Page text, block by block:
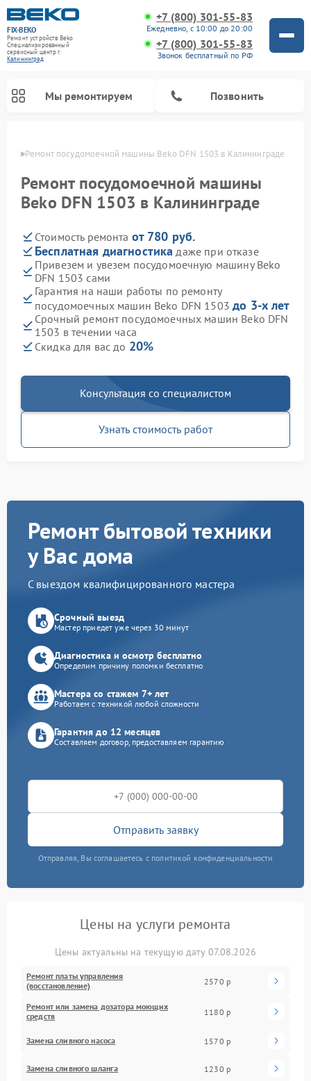
FIX-BEKO
Ремонт устройств Beko
Специализированный
cервисный центр г.
Калининград
+7 (800) 301-55-83
Ежедневно, с 10:00 до 20:00
+7 (800) 301-55-83
Звонок бесплатный по РФ
Мы ремонтируем Позвонить
Ремонт посудомоечной машины Beko DFN 1503 в Калининграде
Ремонт посудомоечной машины
Beko DFN 1503 в Калининграде
Стоимость ремонта от 780 руб.
Бесплатная диагностика даже при отказе
Привезем и увезем посудомоечную машину Beko
DFN 1503 сами
Гарантия на наши работы по ремонту
посудомоечных машин Beko DFN 1503до 3-х лет
Срочный ремонт посудомоечных машин Beko DFN
1503 в течении часа
Скидка для вас до 20%
Консультация со специалистом
Узнать стоимость работ
Ремонт бытовой техники
у Вас дома
С выездом квалифицированного мастера
Срочный выезд
Мастер приедет уже через 30 минут
Диагностика и осмотр бесплатно
Определим причину поломки бесплатно
Мастера со стажем 7+ лет
Работаем с техникой любой сложности
Гарантия до 12 месяцев
Составляем договор, предоставляем гарантию
Отправить заявку
Отправляя, Вы соглашаетесь с политикой конфиденциальности
Цены на услуги ремонта
Цены актуальны на текущую дату 07.08.2026
Ремонт платы управления
(восстановление)
2570 р
Ремонт или замена дозатора моющих
средств
1180 р
Замена сливного насоса 1570 р
Замена сливного шланга 1230 р